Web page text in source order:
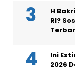
H
RI?
Ini
2026